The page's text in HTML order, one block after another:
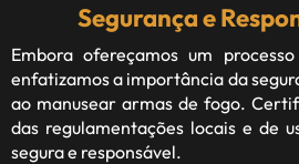
Segurança e
Embora ofereçamos um
enfatizamos a importância da
ao manusear armas de fogo.
das regulamentações locais e de
segura e responsável.